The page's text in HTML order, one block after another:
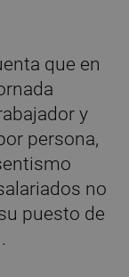
que en
y
persona,
no
puesto de